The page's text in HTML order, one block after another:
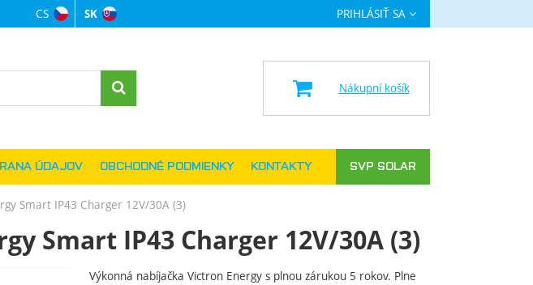
Smart IP43 Charger 12V/30A (3)
Smart IP43 Charger 12V/30A (3)
Výkonná nabíjačka Victron Energy s plnou zárukou 5 rokov. Plne
ÚDAJOV OBCHODNÉ PODMIENKY KONTAKTY SVP SOLAR
Jazyková verzia
CS SK PRIHLÁSIŤ SA
Nákupní košík